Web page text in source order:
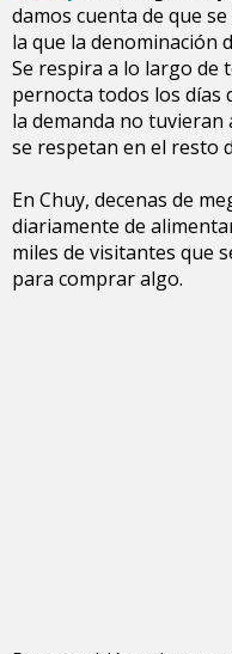
damos cuenta de que
la que la denominación
Se respira a lo largo de
pernocta todos los días
la demanda no
se respetan en el resto
En Chuy, decenas de
diariamente de
miles de visitantes que
para comprar algo.